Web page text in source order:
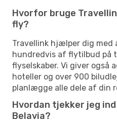
Hvorfor bruge
fly?
Travellink hjælper dig med
hundredvis af flytilbud på
flyselskaber. Vi giver også
hoteller og over 900
planlægge alle dele af din
Hvordan tjekker jeg
Belavia?